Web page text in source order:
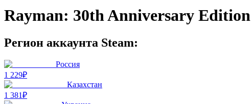
Rayman: 30th Anniversary Edition
Регион аккаунта Steam:
Россия
1 229₽
Казахстан
1 381₽